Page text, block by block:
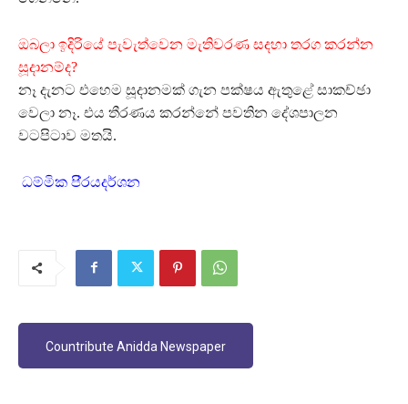
ඔබලා ඉදිරියේ පැවැත්වෙන මැතිවරණ සදහා තරග කරන්න
සූදානම්ද?
නෑ දැනට එහෙම සූදානමක් ගැන පක්ෂය ඇතුළේ සාකච්ඡා
වෙලා නෑ. එය තීරණය කරන්නේ පවතින දේශපාලන
වටපිටාව මතයි.
ධම්මික පි‍්‍රයදර්ශන
Countribute Anidda Newspaper